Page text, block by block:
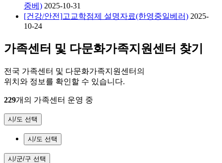
중베) 2025-10-31
[건강/안전]고교학점제 설명자료(한영중일베러) 2025-
10-24
가족센터 및 다문화가족지원센터 찾기
전국 가족센터 및 다문화가족지원센터의
위치와 정보를 확인할 수 있습니다.
229개의 가족센터 운영 중
시/도 선택
시/도 선택
시/군/구 선택